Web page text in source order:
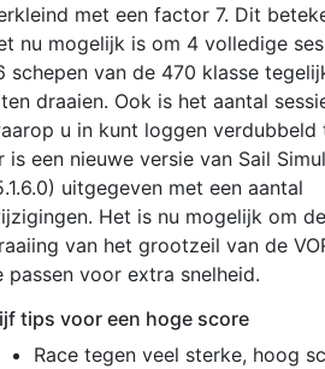
met een factor 7. Dit
nu mogelijk is om 4 volledige
schepen van de 470 klasse
draaien. Ook is het aantal
u in kunt loggen verdubbeld
is een nieuwe versie van Sail
uitgegeven met een aantal
Het is nu mogelijk om de
van het grootzeil van de
passen voor extra snelheid.
tips voor een hoge score
Race tegen veel sterke, hoog